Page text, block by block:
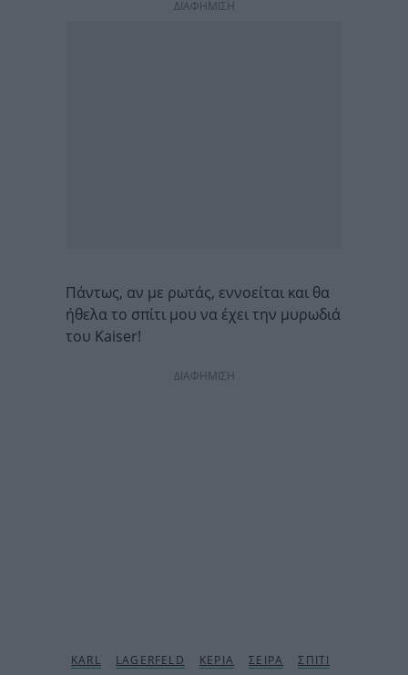
ΔΙΑΦΗΜΙΣΗ
Πάντως, αν με ρωτάς, εννοείται και θα
ήθελα το σπίτι μου να έχει την μυρωδιά
του Kaiser!
ΔΙΑΦΗΜΙΣΗ